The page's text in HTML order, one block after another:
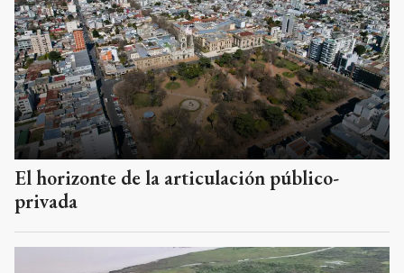
El horizonte de la articulación público-
privada